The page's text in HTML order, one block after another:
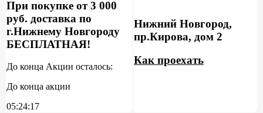
При покупке от 3 000
руб. доставка по
г.Нижнему Новгороду
БЕСПЛАТНАЯ!
До конца Акции осталось:
До конца акции
05:24:16
Нижний Новгород,
пр.Кирова, дом 2
Как проехать